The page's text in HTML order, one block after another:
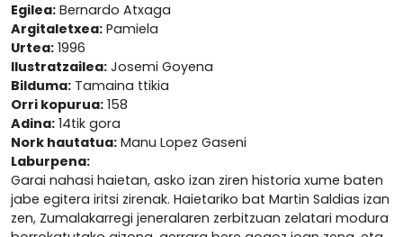
Egilea: Bernardo Atxaga
Argitaletxea: Pamiela
Urtea: 1996
Ilustratzailea: Josemi Goyena
Bilduma: Tamaina ttikia
Orri kopurua: 158
Adina: 14tik gora
Nork hautatua: Manu Lopez Gaseni
Laburpena:
Garai nahasi haietan, asko izan ziren historia xume baten
jabe egitera iritsi zirenak. Haietariko bat Martin Saldias izan
zen, Zumalakarregi jeneralaren zerbitzuan zelatari modura